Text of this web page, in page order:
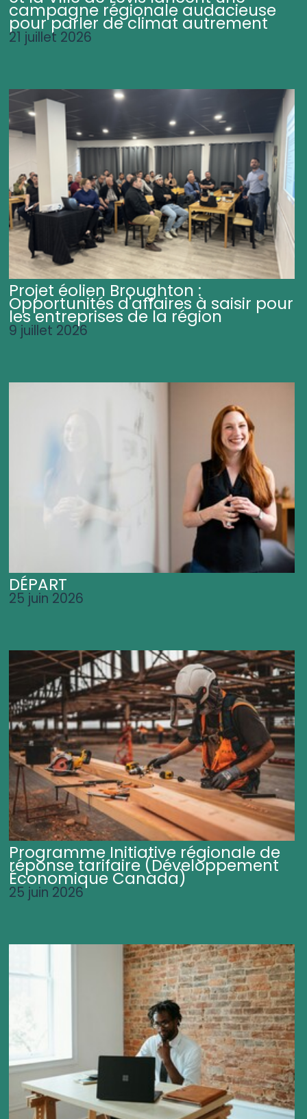
campagne régionale audacieuse
pour parler de climat autrement
21 juillet 2026
Projet éolien Broughton :
Opportunités d'affaires à saisir pour
les entreprises de la région
9 juillet 2026
DÉPART
25 juin 2026
Programme Initiative régionale de
réponse tarifaire (Développement
Économique Canada)
25 juin 2026